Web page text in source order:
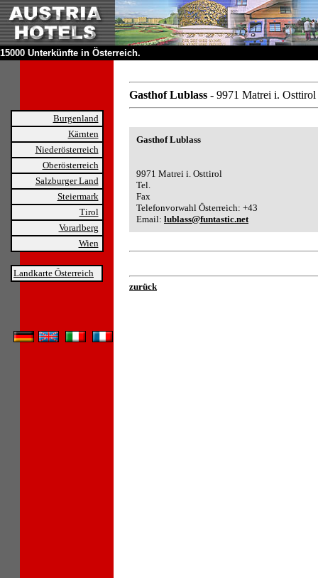
15000 Unterkünfte in Österreich.
Burgenland
Kärnten
Niederösterreich
Oberösterreich
Salzburger Land
Steiermark
Tirol
Vorarlberg
Wien
Landkarte Österreich
Gasthof Lublass - 9971 Matrei i. Osttirol
Gasthof Lublass
9971 Matrei i. Osttirol
Tel.
Fax
Telefonvorwahl Österreich: +43
Email: lublass@funtastic.net
zurück